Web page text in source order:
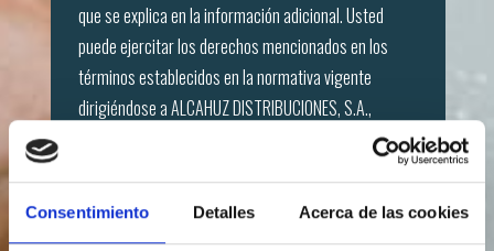
Consentimiento Detalles Acerca de las cookies
que se explica en la información adicional. Usted
puede ejercitar los derechos mencionados en los
términos establecidos en la normativa vigente
dirigiéndose a ALCAHUZ DISTRIBUCIONES, S.A.,
Asimismo, Usted puede solicitar a los mismos datos